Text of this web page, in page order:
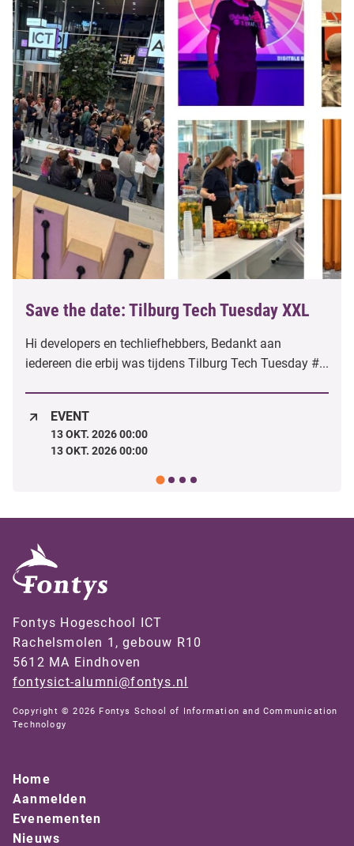
Save the date: Tilburg Tech Tuesday XXL
Hi developers en techliefhebbers, Bedankt aan
iedereen die erbij was tijdens Tilburg Tech Tuesday #...
EVENT
13 OKT. 2026 00:00
13 OKT. 2026 00:00
Fontys Hogeschool ICT
Rachelsmolen 1, gebouw R10
5612 MA Eindhoven
fontysict-alumni@fontys.nl
Copyright © 2026 Fontys School of Information and Communication
Technology
Home
Aanmelden
Evenementen
Nieuws